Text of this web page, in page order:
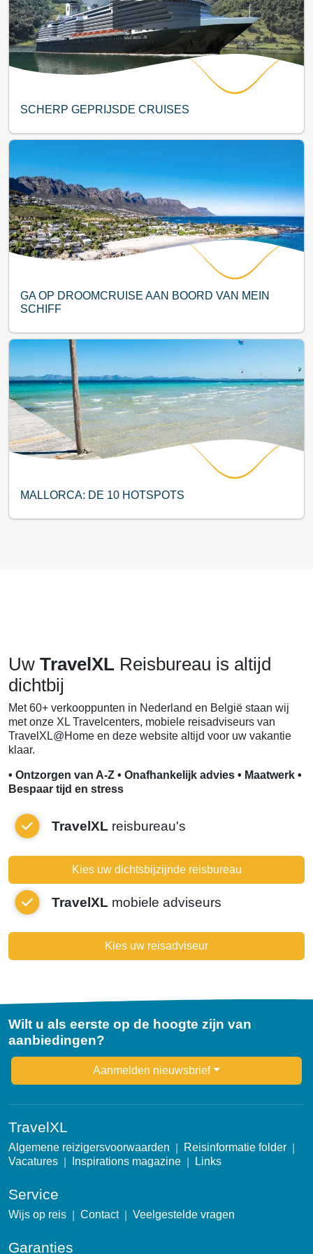
SCHERP GEPRIJSDE CRUISES
GA OP DROOMCRUISE AAN BOORD VAN MEIN
SCHIFF
MALLORCA: DE 10 HOTSPOTS
Uw TravelXL Reisbureau is altijd
dichtbij
Met 60+ verkooppunten in Nederland en België staan wij
met onze XL Travelcenters, mobiele reisadviseurs van
TravelXL@Home en deze website altijd voor uw vakantie
klaar.
• Ontzorgen van A-Z • Onafhankelijk advies • Maatwerk •
Bespaar tijd en stress
TravelXL reisbureau's
Kies uw dichtsbijzijnde reisbureau
TravelXL mobiele adviseurs
Kies uw reisadviseur
Wilt u als eerste op de hoogte zijn van
aanbiedingen?
Newsletter Aanmelden nieuwsbrief
TravelXL
Algemene reizigersvoorwaarden
Reisinformatie folder
Vacatures
Inspirations magazine Links
Service
Wijs op reis Contact Veelgestelde vragen
Garanties